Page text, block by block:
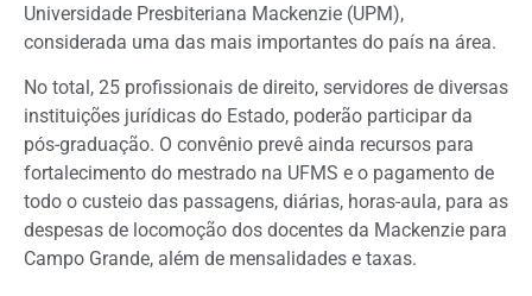
Universidade Presbiteriana Mackenzie (UPM),
considerada uma das mais importantes do país na área.
No total, 25 profissionais de direito, servidores de diversas
instituições jurídicas do Estado, poderão participar da
pós-graduação. O convênio prevê ainda recursos para
fortalecimento do mestrado na UFMS e o pagamento de
todo o custeio das passagens, diárias, horas-aula, para as
despesas de locomoção dos docentes da Mackenzie para
Campo Grande, além de mensalidades e taxas.